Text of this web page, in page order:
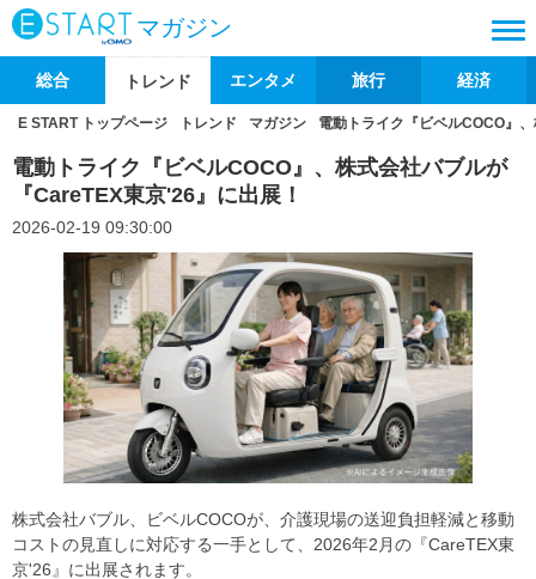
マガジン
総合 トレンド エンタメ 旅行 経済
E START トップページ トレンド マガジン 電動トライク『ビベルCOCO』
電動トライク『ビベルCOCO』、株式会社バブルが
『CareTEX東京'26』に出展！
2026-02-19 09:30:00
株式会社バブル、ビベルCOCOが、介護現場の送迎負担軽減と移動
コストの見直しに対応する一手として、2026年2月の『CareTEX東
京'26』に出展されます。